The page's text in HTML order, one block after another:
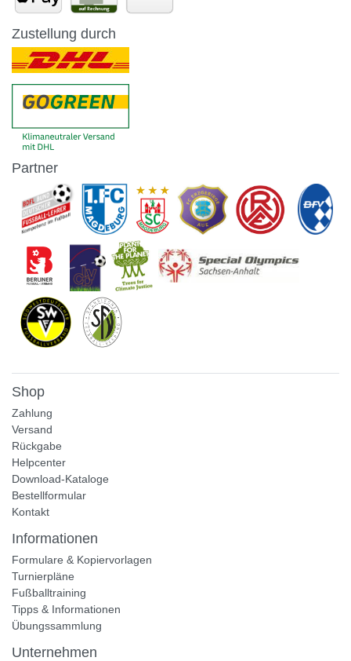
Zustellung durch
Partner
Shop
Zahlung
Versand
Rückgabe
Helpcenter
Download-Kataloge
Bestellformular
Kontakt
Informationen
Formulare & Kopiervorlagen
Turnierpläne
Fußballtraining
Tipps & Informationen
Übungssammlung
Unternehmen